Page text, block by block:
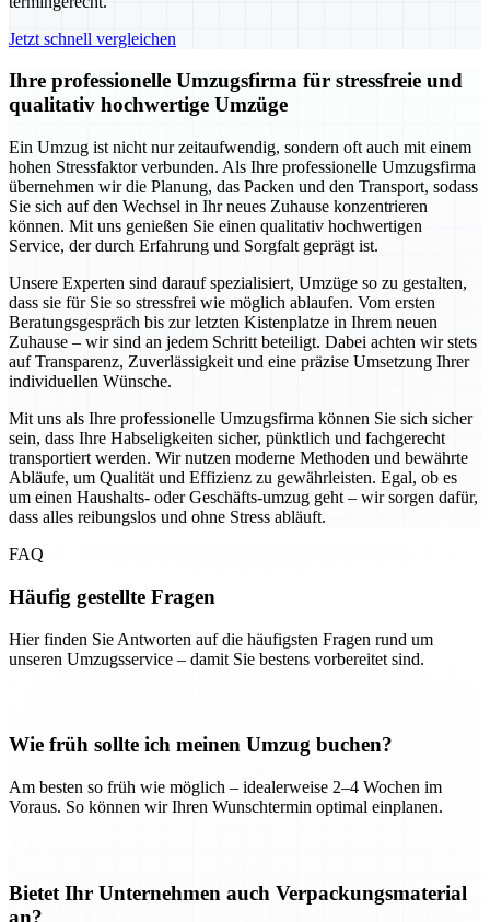
Jetzt schnell vergleichen
Ihre professionelle Umzugsfirma für stressfreie und
qualitativ hochwertige Umzüge
Ein Umzug ist nicht nur zeitaufwendig, sondern oft auch mit einem
hohen Stressfaktor verbunden. Als Ihre professionelle Umzugsfirma
übernehmen wir die Planung, das Packen und den Transport, sodass
Sie sich auf den Wechsel in Ihr neues Zuhause konzentrieren
können. Mit uns genießen Sie einen qualitativ hochwertigen
Service, der durch Erfahrung und Sorgfalt geprägt ist.
Unsere Experten sind darauf spezialisiert, Umzüge so zu gestalten,
dass sie für Sie so stressfrei wie möglich ablaufen. Vom ersten
Beratungsgespräch bis zur letzten Kistenplatze in Ihrem neuen
Zuhause – wir sind an jedem Schritt beteiligt. Dabei achten wir stets
auf Transparenz, Zuverlässigkeit und eine präzise Umsetzung Ihrer
individuellen Wünsche.
Mit uns als Ihre professionelle Umzugsfirma können Sie sich sicher
sein, dass Ihre Habseligkeiten sicher, pünktlich und fachgerecht
transportiert werden. Wir nutzen moderne Methoden und bewährte
Abläufe, um Qualität und Effizienz zu gewährleisten. Egal, ob es
um einen Haushalts- oder Geschäfts-umzug geht – wir sorgen dafür,
dass alles reibungslos und ohne Stress abläuft.
FAQ
Häufig gestellte Fragen
Hier finden Sie Antworten auf die häufigsten Fragen rund um
unseren Umzugsservice – damit Sie bestens vorbereitet sind.
Wie früh sollte ich meinen Umzug buchen?
Am besten so früh wie möglich – idealerweise 2–4 Wochen im
Voraus. So können wir Ihren Wunschtermin optimal einplanen.
Bietet Ihr Unternehmen auch Verpackungsmaterial
an?